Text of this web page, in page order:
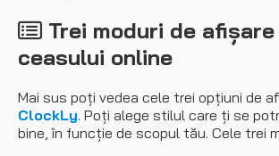
Trei moduri de
ceasului online
Mai sus poți vedea cele trei opțiuni de
ClockLy. Poți alege stilul care ți se
bine, în funcție de scopul tău. Cele trei